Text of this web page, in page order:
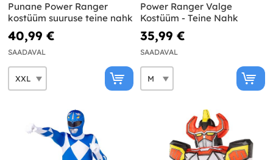
Punane Power Ranger
kostüüm suuruse teine nahk
40,99 €
SAADAVAL
Power Ranger Valge
Kostüüm - Teine Nahk
35,99 €
SAADAVAL